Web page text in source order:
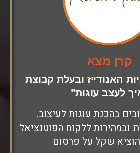
קרן מצא
האנודייז ובעלת קבוצת
לעצב עוגות"
בהכנת עוגות לעיצוב.
ובמהירות ללקוח הפוטנציאל
שקל על פרסום